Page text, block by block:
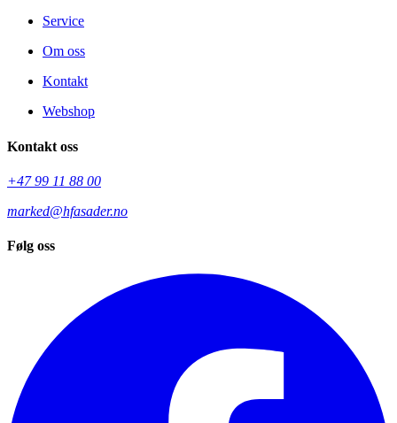
Service
Om oss
Kontakt
Webshop
Kontakt oss
+47 99 11 88 00
marked@hfasader.no
Følg oss